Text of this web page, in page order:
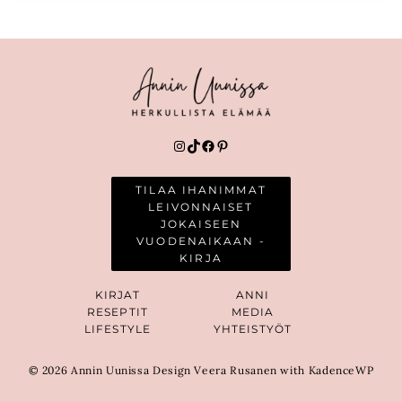
Instagram
TikTok
Facebook
Pinterest
TILAA IHANIMMAT
LEIVONNAISET
JOKAISEEN
VUODENAIKAAN -
KIRJA
KIRJAT
RESEPTIT
LIFESTYLE
ANNI
MEDIA
YHTEISTYÖT
© 2026 Annin Uunissa Design Veera Rusanen with KadenceWP